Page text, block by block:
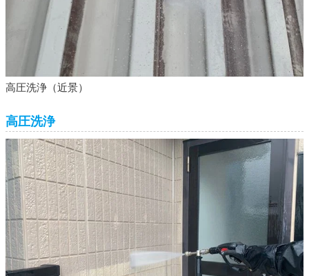
高圧洗浄（近景）
高圧洗浄